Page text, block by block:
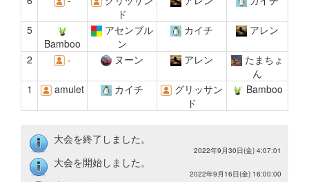
ド
5
Bamboo
アセンブル
ン
カイチ アレン
2 - ヌーン アレン
たまちょ
ん
1
amulet カイチ
グリッサン
ド
Bamboo
大会を終了しました。
2022年9月30日(金) 4:07:01
大会を開始しました。
2022年9月16日(金) 16:00:00